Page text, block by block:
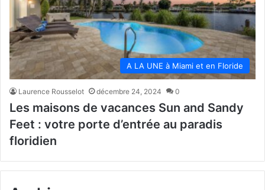
A LA UNE à Miami et en Floride
Laurence Rousselot décembre 24, 2024 0
Les maisons de vacances Sun and Sandy
Feet : votre porte d’entrée au paradis
floridien